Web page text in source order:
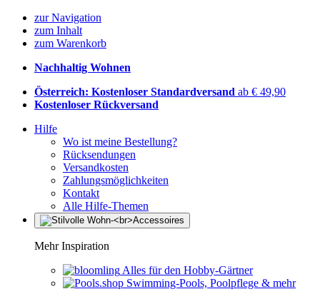
zur Navigation
zum Inhalt
zum Warenkorb
Nachhaltig Wohnen
Österreich: Kostenloser Standardversand ab € 49,90
Kostenloser Rückversand
Hilfe
Wo ist meine Bestellung?
Rücksendungen
Versandkosten
Zahlungsmöglichkeiten
Kontakt
Alle Hilfe-Themen
Mehr Inspiration
Alles für den Hobby-Gärtner
Swimming-Pools, Poolpflege & mehr